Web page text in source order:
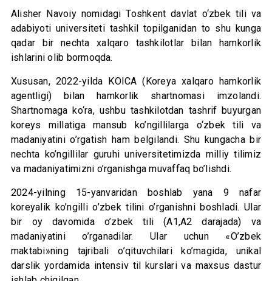
Alisher Navoiy nomidagi Toshkent davlat o‘zbek tili va
adabiyoti universiteti tashkil topilganidan to shu kunga
qadar bir nechta xalqaro tashkilotlar bilan hamkorlik
ishlarini olib bormoqda.
Xususan, 2022-yilda KOICA (Koreya xalqaro hamkorlik
agentligi) bilan hamkorlik shartnomasi imzolandi.
Shartnomaga ko‘ra, ushbu tashkilotdan tashrif buyurgan
koreys millatiga mansub ko’ngillilarga o‘zbek tili va
madaniyatini o’rgatish ham belgilandi. Shu kungacha bir
nechta ko’ngillilar guruhi universitetimizda milliy tilimiz
va madaniyatimizni o’rganishga muvaffaq bo’lishdi.
2024-yilning 15-yanvaridan boshlab yana 9 nafar
koreyalik ko’ngilli o’zbek tilini o’rganishni boshladi. Ular
bir oy davomida o’zbek tili (A1,A2 darajada) va
madaniyatini o’rganadilar. Ular uchun «O’zbek
maktabi»ning tajribali o’qituvchilari ko’magida, unikal
darslik yordamida intensiv til kurslari va maxsus dastur